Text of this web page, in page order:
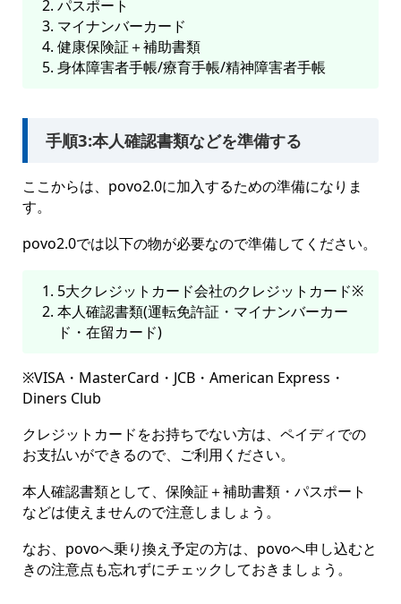
パスポート
マイナンバーカード
健康保険証＋補助書類
身体障害者手帳/療育手帳/精神障害者手帳
手順3:本人確認書類などを準備する
ここからは、povo2.0に加入するための準備になりま
す。
povo2.0では以下の物が必要なので準備してください。
5大クレジットカード会社のクレジットカード※
本人確認書類(運転免許証・マイナンバーカー
ド・在留カード)
※VISA・MasterCard・JCB・American Express・
Diners Club
クレジットカードをお持ちでない方は、ペイディでの
お支払いができるので、ご利用ください。
本人確認書類として、保険証＋補助書類・パスポート
などは使えませんので注意しましょう。
なお、povoへ乗り換え予定の方は、povoへ申し込むと
きの注意点も忘れずにチェックしておきましょう。